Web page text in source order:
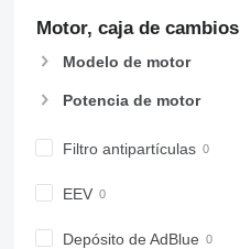
Motor, caja de cambios
Modelo de motor
Potencia de motor
Filtro antipartículas
EEV
Depósito de AdBlue